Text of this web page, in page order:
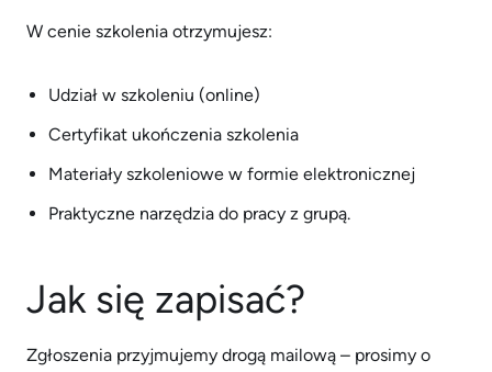
W cenie szkolenia otrzymujesz:
Udział w szkoleniu (online)
Certyfikat ukończenia szkolenia
Materiały szkoleniowe w formie elektronicznej
Praktyczne narzędzia do pracy z grupą.
Jak się zapisać?
Zgłoszenia przyjmujemy drogą mailową – prosimy o